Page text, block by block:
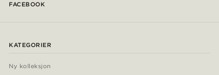
FACEBOOK
KATEGORIER
Ny kolleksjon